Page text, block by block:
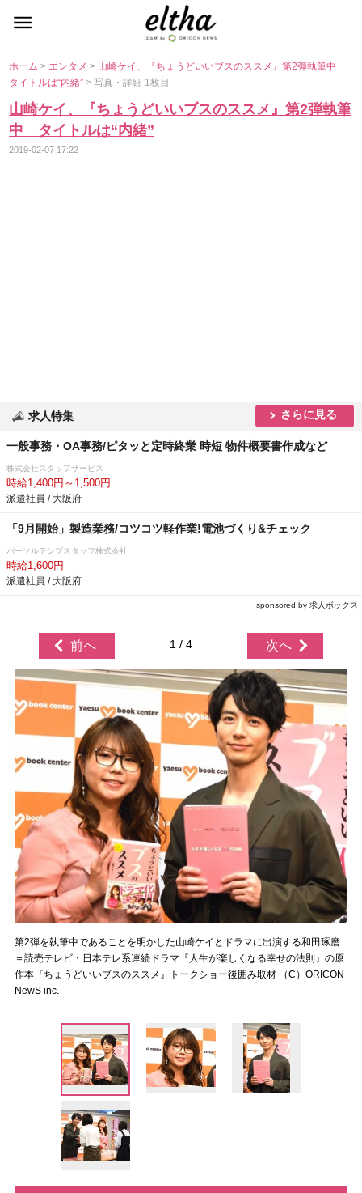
ホーム> エンタメ> 山崎ケイ、『ちょうどいいブスのススメ』第2弾執筆中
タイトルは“内緒”> 写真・詳細 1枚目
山崎ケイ、『ちょうどいいブスのススメ』第2弾執筆
中 タイトルは“内緒”
2019-02-07 17:22
求人特集 さらに見る
一般事務・OA事務/ピタッと定時終業 時短 物件概要書作成など
株式会社スタッフサービス
時給1,400円～1,500円
派遣社員 / 大阪府
「9月開始」製造業務/コツコツ軽作業!電池づくり&チェック
パーソルテンプスタッフ株式会社
時給1,600円
派遣社員 / 大阪府
sponsored by 求人ボックス
前へ 1 / 4 次へ
第2弾を執筆中であることを明かした山崎ケイとドラマに出演する和田琢磨
＝読売テレビ・日本テレ系連続ドラマ『人生が楽しくなる幸せの法則』の原
作本『ちょうどいいブスのススメ』トークショー後囲み取材 （C）ORICON
NewS inc.